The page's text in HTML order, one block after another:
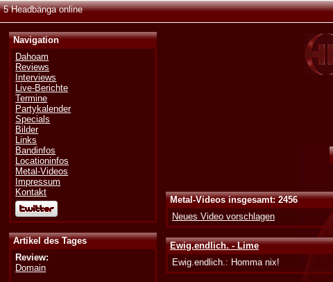
5 Headbänga online
Navigation
Dahoam
Reviews
Interviews
Live-Berichte
Termine
Partykalender
Specials
Bilder
Links
Bandinfos
Locationinfos
Metal-Videos
Impressum
Kontakt
Artikel des Tages
Review:
Domain
Metal-Videos insgesamt: 2456
Neues Video vorschlagen
Ewig.endlich. - Lime
Ewig.endlich.: Homma nix!